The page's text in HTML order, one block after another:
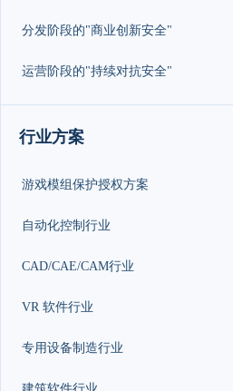
分发阶段的"商业创新安全"
运营阶段的"持续对抗安全"
行业方案
游戏模组保护授权方案
自动化控制行业
CAD/CAE/CAM行业
VR 软件行业
专用设备制造行业